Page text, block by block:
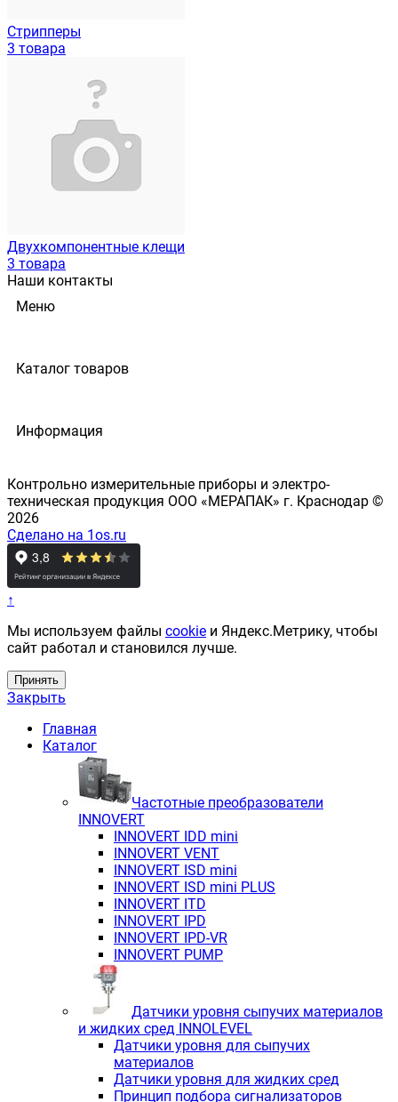
Стрипперы
3 товара
Двухкомпонентные клещи
3 товара
Наши контакты
Меню
Каталог товаров
Информация
Контрольно измерительные приборы и электро-
техническая продукция ООО «МЕРАПАК» г. Краснодар ©
2026
Сделано на 1os.ru
↑
Мы используем файлы cookie и Яндекс.Метрику, чтобы
сайт работал и становился лучше.
Принять
Закрыть
Главная
Каталог
Частотные преобразователи
INNOVERT
INNOVERT IDD mini
INNOVERT VENT
INNOVERT ISD mini
INNOVERT ISD mini PLUS
INNOVERT ITD
INNOVERT IРD
INNOVERT IРD-VR
INNOVERT PUMP
Датчики уровня сыпучих материалов
и жидких сред INNOLEVEL
Датчики уровня для сыпучих
материалов
Датчики уровня для жидких сред
Принцип подбора сигнализаторов